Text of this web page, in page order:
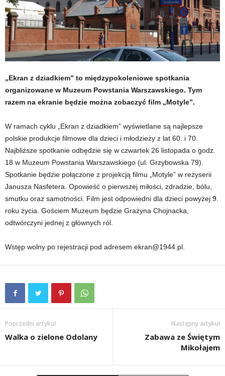
„Ekran z dziadkiem” to międzypokoleniowe spotkania
organizowane w Muzeum Powstania Warszawskiego. Tym
razem na ekranie będzie można zobaczyć film „Motyle”.
W ramach cyklu „Ekran z dziadkiem” wyświetlane są najlepsze
polskie produkcje filmowe dla dzieci i młodzieży z lat 60. i 70.
Najbliższe spotkanie odbędzie się w czwartek 26 listopada o godz.
18 w Muzeum Powstania Warszawskiego (ul. Grzybowska 79).
Spotkanie będzie połączone z projekcją filmu „Motyle” w reżyserii
Janusza Nasfetera. Opowieść o pierwszej miłości, zdradzie, bólu,
smutku oraz samotności. Film jest odpowiedni dla dzieci powyżej 9.
roku życia. Gościem Muzeum będzie Grażyna Chojnacka,
odtwórczyni jednej z głównych ról.
Wstęp wolny po rejestracji pod adresem ekran@1944.pl.
Poprzedni artykuł
Walka o zielone Odolany
Następny artykuł
Zabawa ze Świętym
Mikołajem